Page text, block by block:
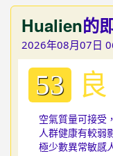
Hualien的
2026年08月07日
53 良
空氣質量可接受
人群健康有較弱
極少數異常敏感